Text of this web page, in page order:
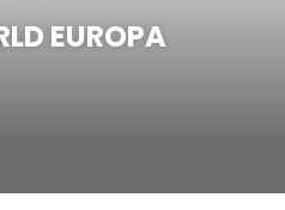
EUROPA